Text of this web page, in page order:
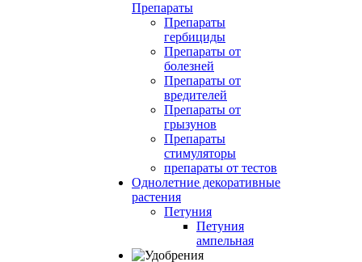
Препараты
Препараты
гербициды
Препараты от
болезней
Препараты от
вредителей
Препараты от
грызунов
Препараты
стимуляторы
препараты от тестов
Однолетние декоративные
растения
Петуния
Петуния
ампельная